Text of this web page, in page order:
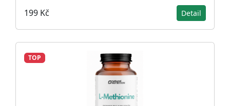
199 Kč Detail
TOP